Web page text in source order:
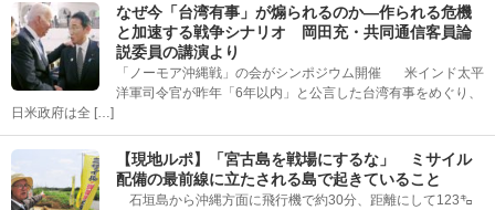
なぜ今「台湾有事」が煽られるのか―作られる危機
と加速する戦争シナリオ 岡田充・共同通信客員論
説委員の講演より
「ノーモア沖縄戦」の会がシンポジウム開催 米インド太平
洋軍司令官が昨年「6年以内」と公言した台湾有事をめぐり、
日米政府は全 […]
【現地ルポ】「宮古島を戦場にするな」 ミサイル
配備の最前線に立たされる島で起きていること
石垣島から沖縄方面に飛行機で約30分、距離にして123㌔